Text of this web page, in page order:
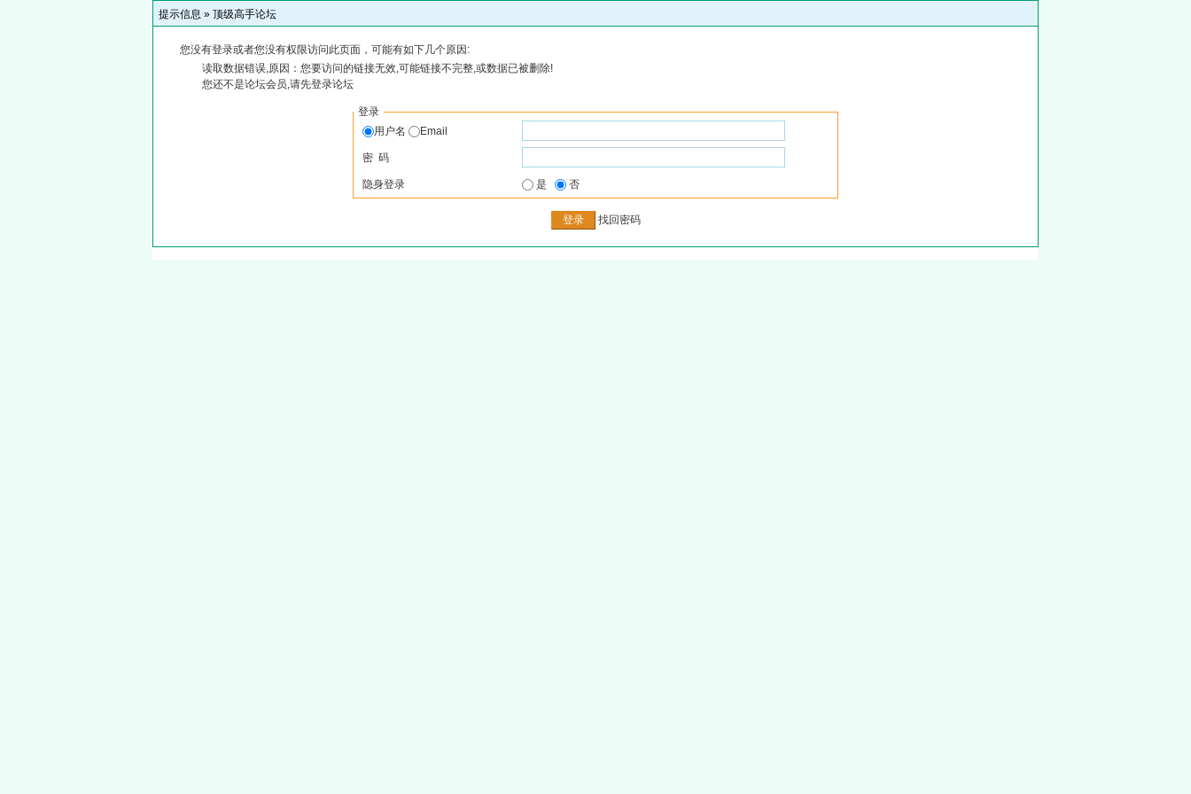
提示信息 » 顶级高手论坛
您没有登录或者您没有权限访问此页面，可能有如下几个原因:
读取数据错误,原因：您要访问的链接无效,可能链接不完整,或数据已被删除!
您还不是论坛会员,请先登录论坛
登录
用户名
Email
密 码
隐身登录 是 否
找回密码